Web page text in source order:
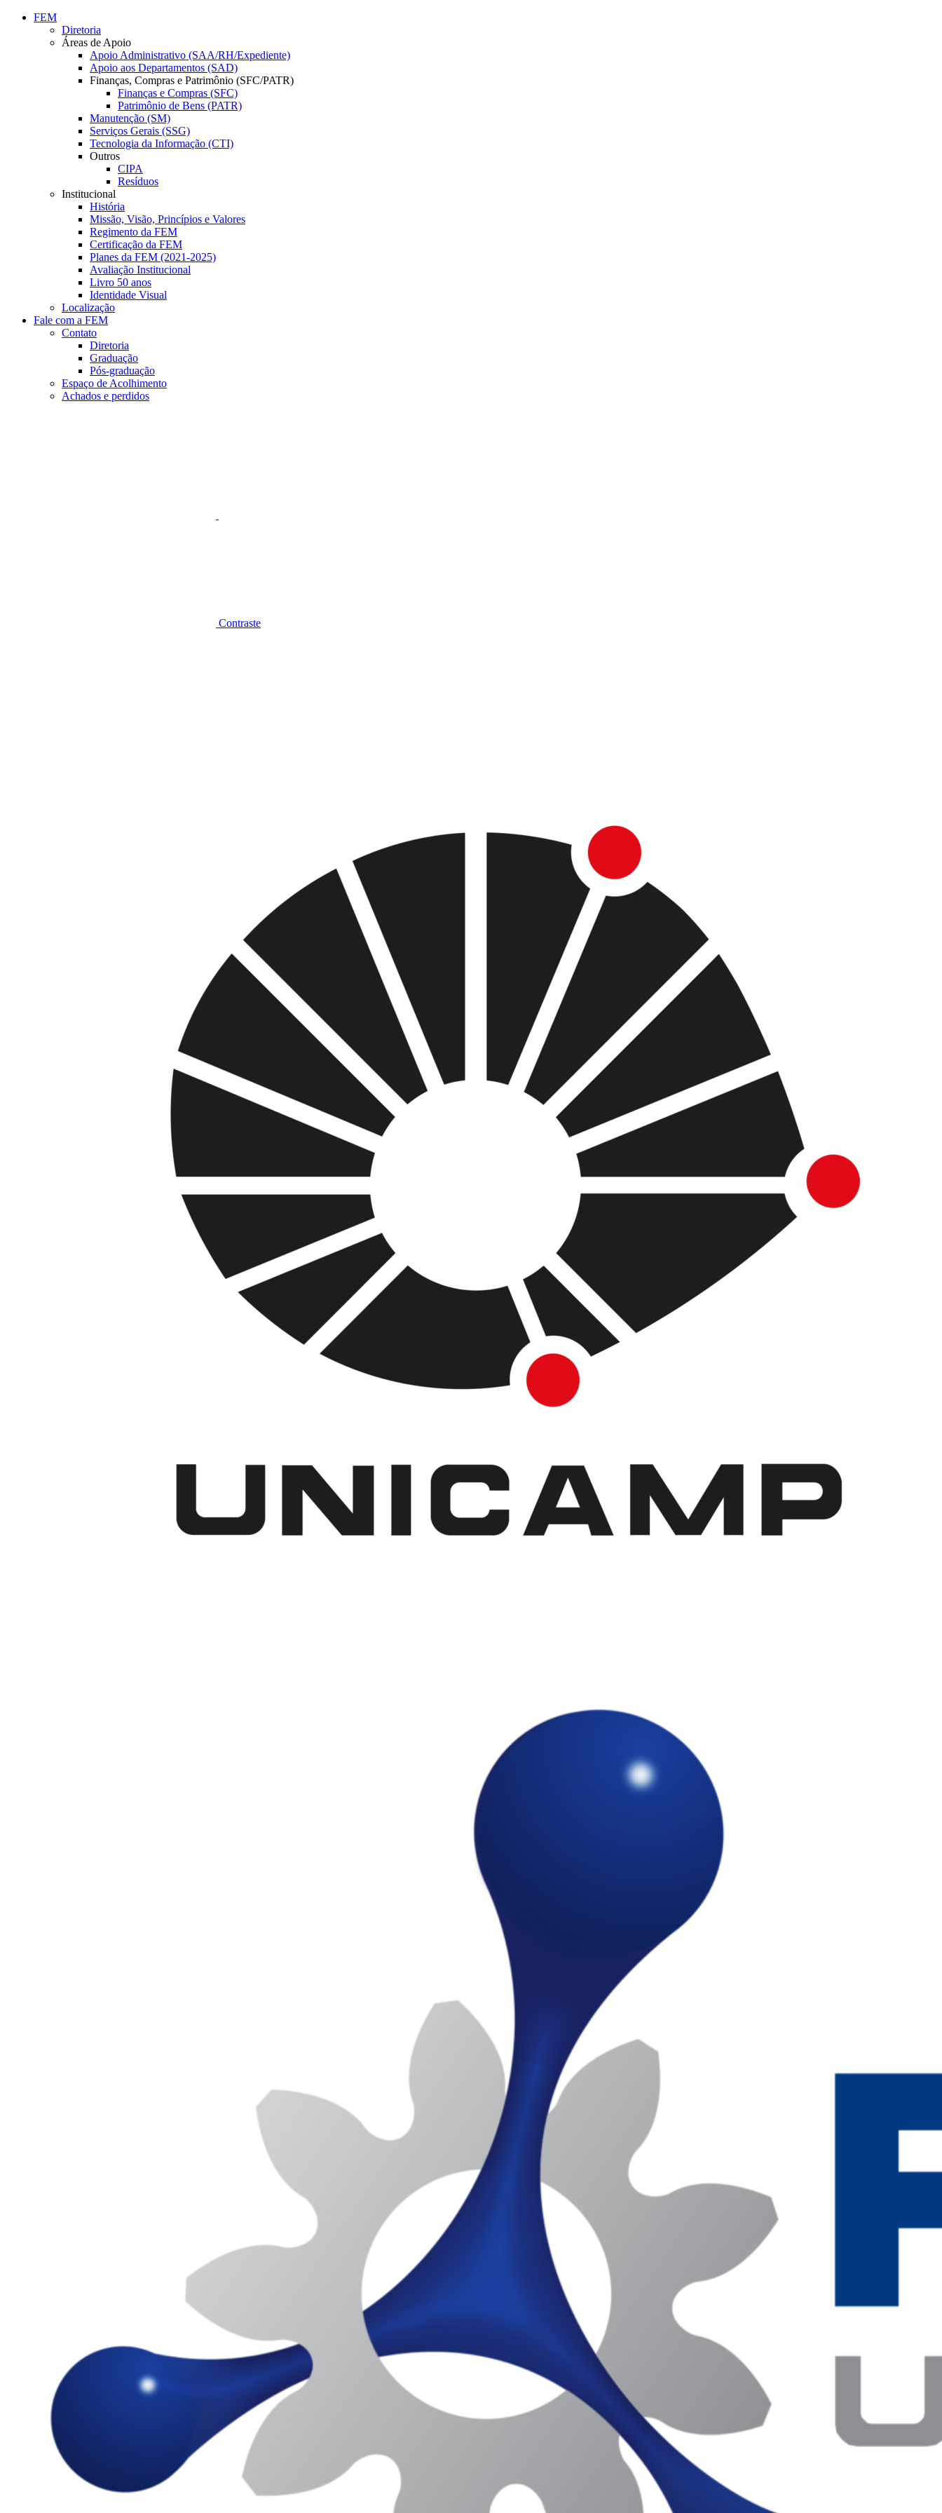
Conteúdo principal
FEM
Diretoria
Áreas de Apoio
Apoio Administrativo (SAA/RH/Expediente)
Apoio aos Departamentos (SAD)
Finanças, Compras e Patrimônio (SFC/PATR)
Finanças e Compras (SFC)
Patrimônio de Bens (PATR)
Manutenção (SM)
Serviços Gerais (SSG)
Tecnologia da Informação (CTI)
Outros
CIPA
Resíduos
Institucional
História
Missão, Visão, Princípios e Valores
Regimento da FEM
Certificação da FEM
Planes da FEM (2021-2025)
Avaliação Institucional
Livro 50 anos
Identidade Visual
Localização
Fale com a FEM
Contato
Diretoria
Graduação
Pós-graduação
Espaço de Acolhimento
Achados e perdidos
Contraste